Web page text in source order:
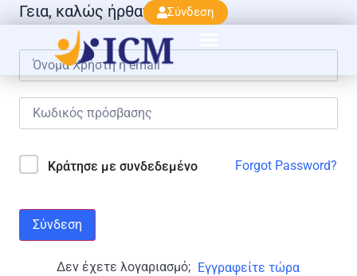
Σύνδεση
Γεια, καλώς ήρθατε πάλι!
Κράτησε με συνδεδεμένο Forgot Password?
Σύνδεση
Δεν έχετε λογαριασμό; Εγγραφείτε τώρα